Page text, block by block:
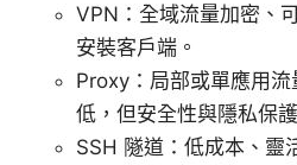
VPN：全域流量加密、
安裝客戶端。
Proxy：局部或單應用
低，但安全性與隱私保
SSH 隧道：低成本、靈